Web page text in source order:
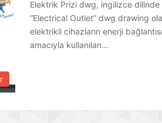
Elektrik Prizi dwg, ingilizce dilinde
“Electrical Outlet” dwg drawing
elektrikli cihazların enerji
amacıyla kullanılan…